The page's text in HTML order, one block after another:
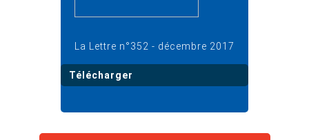
La Lettre n°352 - décembre 2017
Télécharger